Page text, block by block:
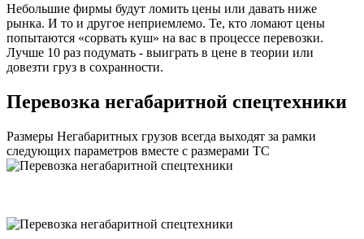
Небольшие фирмы будут ломить цены или давать ниже
рынка. И то и другое неприемлемо. Те, кто ломают цены
попытаются «сорвать куш» на вас в процессе перевозки.
Лучше 10 раз подумать - выиграть в цене в теории или
довезти груз в сохранности.
Перевозка негабаритной спецтехники
Размеры Негабаритных грузов всегда выходят за рамки
следующих параметров вместе с размерами ТС